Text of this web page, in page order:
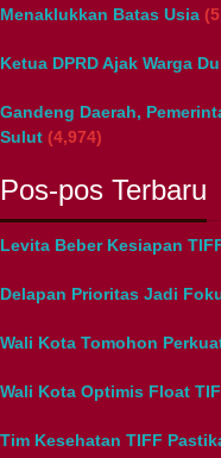
Menaklukkan Batas Usia
Ketua DPRD Ajak Warga
Gandeng Daerah,
Sulut (4,974)
Pos-pos Terbaru
Levita Beber Kesiapan
Delapan Prioritas Jadi
Wali Kota Tomohon
Wali Kota Optimis Float
Tim Kesehatan TIFF